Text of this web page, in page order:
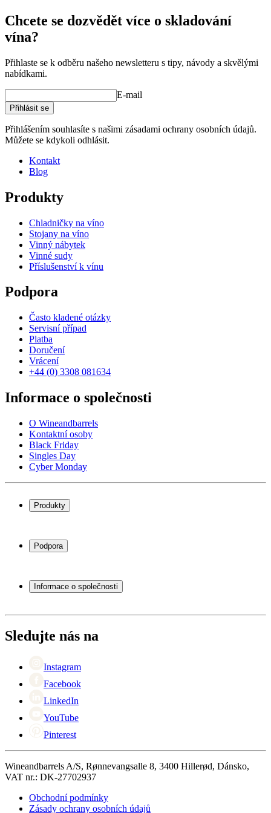
Chcete se dozvědět více o skladování
vína?
Přihlaste se k odběru našeho newsletteru s tipy, návody a skvělými
nabídkami.
E-mail
Přihlásit se
Přihlášením souhlasíte s našimi zásadami ochrany osobních údajů.
Můžete se kdykoli odhlásit.
Kontakt
Blog
Produkty
Chladničky na víno
Stojany na víno
Vinný nábytek
Vinné sudy
Příslušenství k vínu
Podpora
Často kladené otázky
Servisní případ
Platba
Doručení
Vrácení
+44 (0) 3308 081634
Informace o společnosti
O Wineandbarrels
Kontaktní osoby
Black Friday
Singles Day
Cyber Monday
Produkty
Stojany na víno
Vinný nábytek
Podpora
Servisní případ
Platba
Vrácení
Informace o společnosti
Black Friday
Singles Day
Sledujte nás na
Instagram
Facebook
LinkedIn
YouTube
Pinterest
Wineandbarrels A/S, Rønnevangsalle 8, 3400 Hillerød, Dánsko,
VAT nr.: DK-27702937
Obchodní podmínky
Zásady ochrany osobních údajů